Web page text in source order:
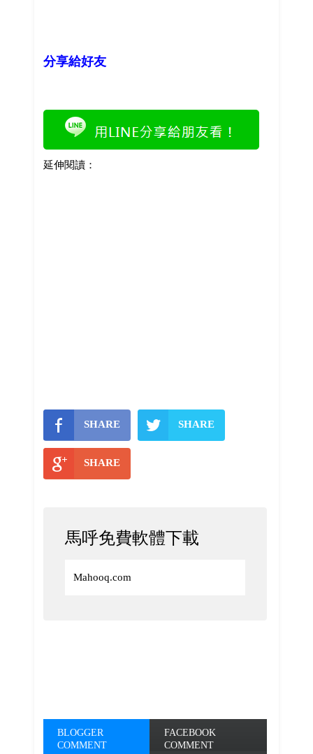
分享給好友
延伸閱讀：
SHARE SHARE
SHARE
馬呼免費軟體下載
Mahooq.com
BLOGGER
COMMENT
FACEBOOK
COMMENT